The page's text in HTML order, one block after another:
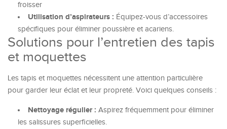
froisser
Utilisation d’aspirateurs : Équipez-vous d’accessoires
spécifiques pour éliminer poussière et acariens.
Solutions pour l’entretien des tapis
et moquettes
Les tapis et moquettes nécessitent une attention particulière
pour garder leur éclat et leur propreté. Voici quelques conseils :
Nettoyage régulier : Aspirez fréquemment pour éliminer
les salissures superficielles.